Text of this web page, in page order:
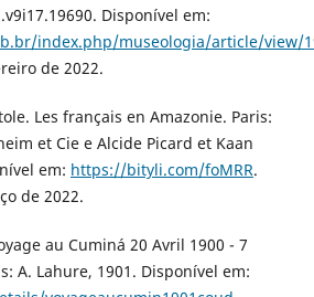
Disponível em:
index.php/museologia/article/view/
de 2022.
Les français en Amazonie. Paris:
et Cie e Alcide Picard et Kaan
em: https://bityli.com/foMRR.
de 2022.
au Cuminá 20 Avril 1900 - 7
A. Lahure, 1901. Disponível em: